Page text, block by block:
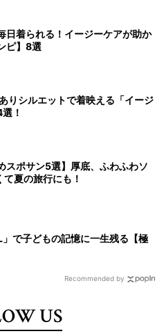
日着られる！イージーケアが助か
ピ】8選
りシルエットで着映える「イージ
！
スポサン5選】厚底、ふわふわソ
夏の旅行にも！
」で子どもの記憶に一生残る【極
Recommended by
US